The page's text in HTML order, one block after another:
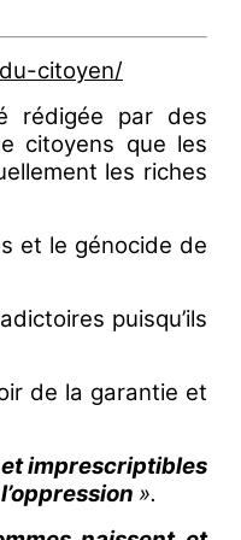
citoyen/
rédigée par des
citoyens que les
les riches
et le génocide de
puisqu’ils
de la garantie et
imprescriptibles
».